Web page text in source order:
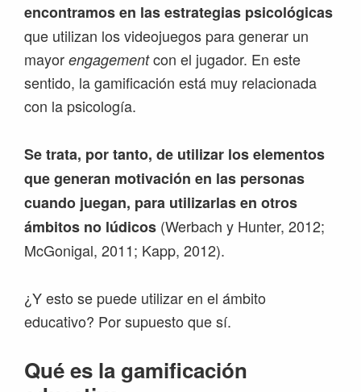
encontramos en las estrategias psicológicas
que utilizan los videojuegos para generar un
mayor engagementcon el jugador. En este
sentido, la gamificación está muy relacionada
con la psicología.
Se trata, por tanto, de utilizar los elementos
que generan motivación en las personas
cuando juegan, para utilizarlas en otros
ámbitos no lúdicos (Werbach y Hunter, 2012;
McGonigal, 2011; Kapp, 2012).
¿Y esto se puede utilizar en el ámbito
educativo? Por supuesto que sí.
Qué es la gamificación